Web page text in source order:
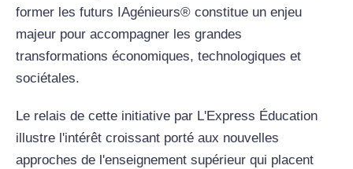
former les futurs IAgénieurs® constitue un enjeu
majeur pour accompagner les grandes
transformations économiques, technologiques et
sociétales.
Le relais de cette initiative par L'Express Éducation
illustre l'intérêt croissant porté aux nouvelles
approches de l'enseignement supérieur qui placent